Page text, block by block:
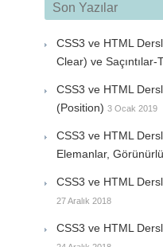
Son Yazılar
CSS3 ve HTML
Clear) ve
CSS3 ve HTML
(Position) 3 Ocak 2019
CSS3 ve HTML
Elemanlar,
CSS3 ve HTML
27 Aralık 2018
CSS3 ve HTML